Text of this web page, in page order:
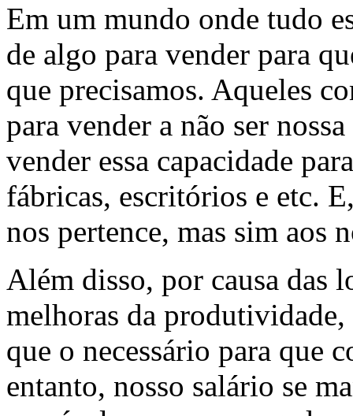
Em um mundo onde tudo
de algo para vender para
que precisamos. Aqueles
para vender a não ser
vender essa capacidade
fábricas, escritórios e etc.
nos pertence, mas sim aos
Além disso, por causa das
melhoras da
que o necessário para que
entanto, nosso salário se